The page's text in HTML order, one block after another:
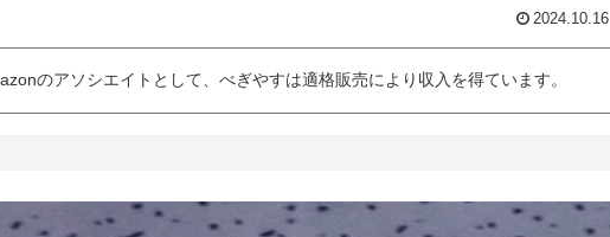
2024.10.16
のアソシエイトとして、べぎやすは適格販売により収入を得ています。